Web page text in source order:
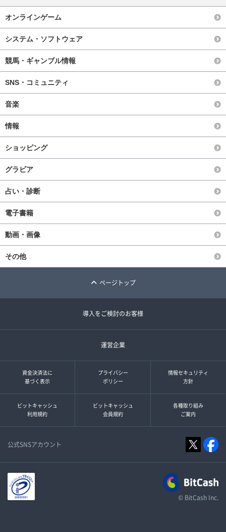
オンラインゲーム
システム・ソフトウェア
競馬・ギャンブル情報
SNS・コミュニティ
音楽
情報
ショッピング
グラビア
占い・診断
電子書籍
動画・画像
その他
ページトップ
導入をご検討のお客様
運営企業
資金決済法に
基づく表示
プライバシー
ポリシー
情報セキュリティ
方針
ビットキャッシュ
利用規約
ビットキャッシュ
会員規約
各種取り組み
ご案内
公式SNSアカウント
© BitCash Inc.